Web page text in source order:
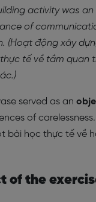
activity was an
of
(Hoạt động xây
tế về tầm quan
served as an
of
bài học thực tế về
of the